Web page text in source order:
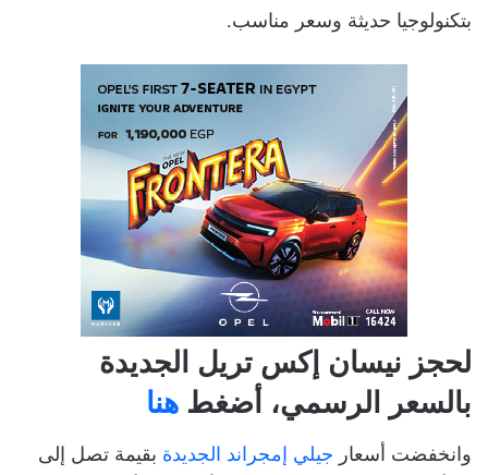
بتكنولوجيا حديثة وسعر مناسب.
لحجز نيسان إكس تريل الجديدة
بالسعر الرسمي، أضغط هنا
وانخفضت أسعار جيلي إمجراند الجديدة بقيمة تصل إلى